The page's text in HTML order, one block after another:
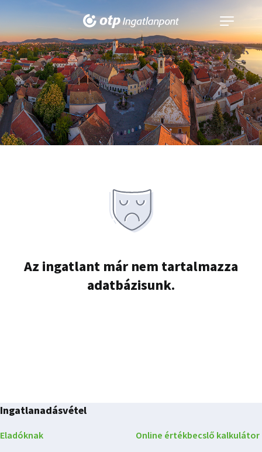
Navigáció
kinyitása
Az ingatlant már nem tartalmazza
adatbázisunk.
Ingatlanadásvétel
Eladóknak
Online értékbecslő kalkulátor